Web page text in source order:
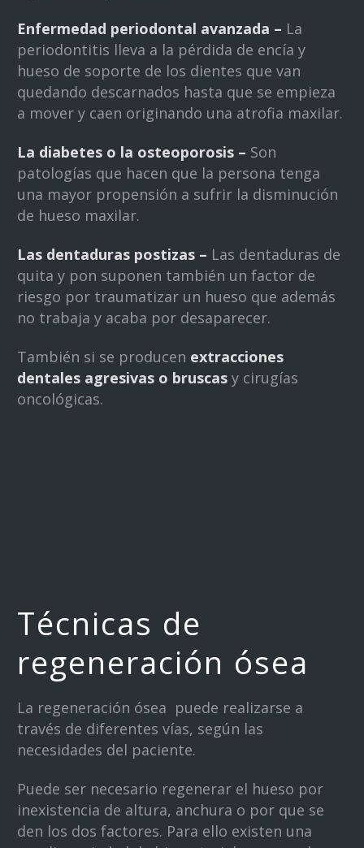
Enfermedad periodontal avanzada – La
periodontitis lleva a la pérdida de encía y
hueso de soporte de los dientes que van
quedando descarnados hasta que se empieza
a mover y caen originando una atrofia maxilar.
La diabetes o la osteoporosis – Son
patologías que hacen que la persona tenga
una mayor propensión a sufrir la disminución
de hueso maxilar.
Las dentaduras postizas – Las dentaduras de
quita y pon suponen también un factor de
riesgo por traumatizar un hueso que además
no trabaja y acaba por desaparecer.
También si se producen extracciones
dentales agresivas o bruscasy cirugías
oncológicas.
Técnicas de
regeneración ósea
La regeneración ósea puede realizarse a
través de diferentes vías, según las
necesidades del paciente.
Puede ser necesario regenerar el hueso por
inexistencia de altura, anchura o por que se
den los dos factores. Para ello existen una